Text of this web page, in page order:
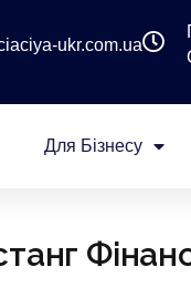
ukr.com.ua
Для Бізнесу